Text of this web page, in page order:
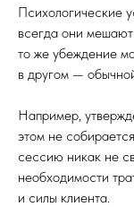
Психологические
всегда они
то же убеждение
в другом —
Например,
этом не
сессию никак не
необходимости
и силы клиента.